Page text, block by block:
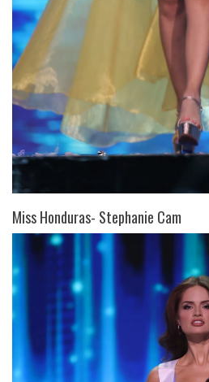
Miss Honduras- Stephanie Cam